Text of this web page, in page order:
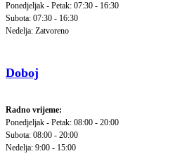
Ponedjeljak - Petak: 07:30 - 16:30
Subota: 07:30 - 16:30
Nedelja: Zatvoreno
Doboj
Radno vrijeme:
Ponedjeljak - Petak: 08:00 - 20:00
Subota: 08:00 - 20:00
Nedelja: 9:00 - 15:00